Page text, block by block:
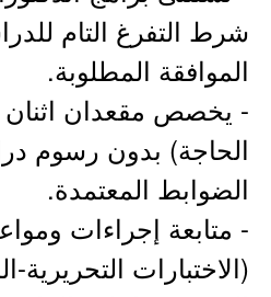
شرط التفرغ التام
الموافقة المطلوبة.
- ​يخصص مقعدان
الحاجة) بدون رسوم
الضوابط المعتمدة.
- ​متابعة إجراءات
(الاختبارات التحريرية-